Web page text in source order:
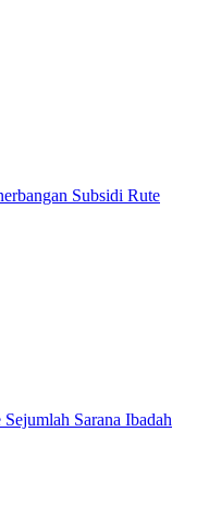
Subsidi Rute
Sarana Ibadah